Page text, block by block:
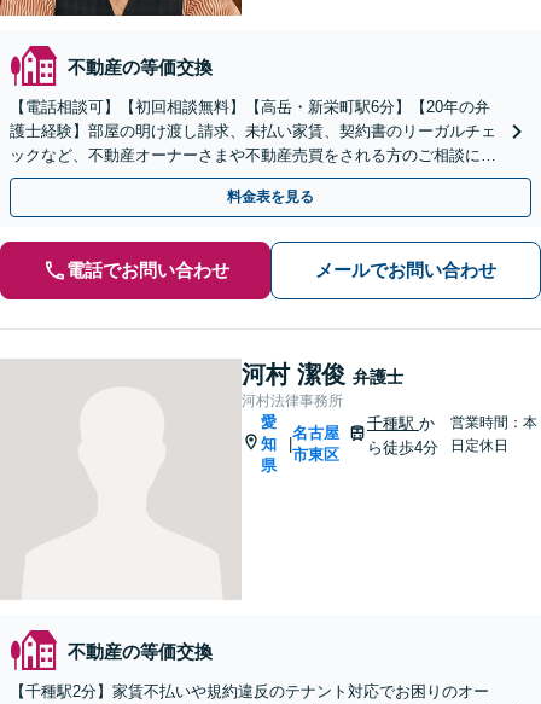
不動産の等価交換
【電話相談可】【初回相談無料】【高岳・新栄町駅6分】【20年の弁
護士経験】部屋の明け渡し請求、未払い家賃、契約書のリーガルチェ
ックなど、不動産オーナーさまや不動産売買をされる方のご相談に対
応しています。関連士業とも連携し解決を目指します
料金表を見る
電話でお問い合わせ メールでお問い合わせ
河村 潔俊 弁護士
河村法律事務所
愛
知
県
名古屋
市東区
千種駅 か
ら徒歩4分
営業時間：本
日定休日
不動産の等価交換
【千種駅2分】家賃不払いや規約違反のテナント対応でお困りのオー